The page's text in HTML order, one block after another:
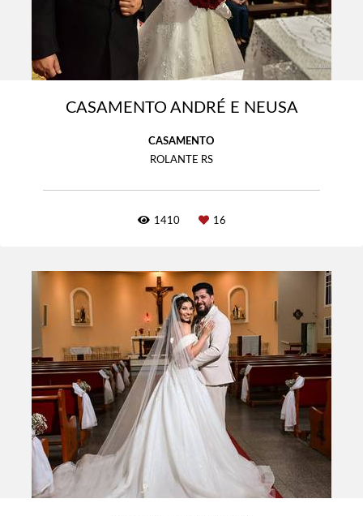
CASAMENTO ANDRÉ E NEUSA
CASAMENTO
ROLANTE RS
1410 16